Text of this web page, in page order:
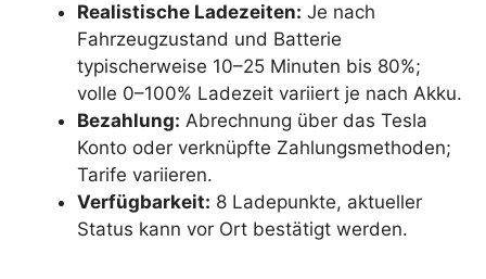
Realistische Ladezeiten: Je nach
Fahrzeugzustand und Batterie
typischerweise 10–25 Minuten bis 80%;
volle 0–100% Ladezeit variiert je nach Akku.
Bezahlung: Abrechnung über das Tesla
Konto oder verknüpfte Zahlungsmethoden;
Tarife variieren.
Verfügbarkeit: 8 Ladepunkte, aktueller
Status kann vor Ort bestätigt werden.